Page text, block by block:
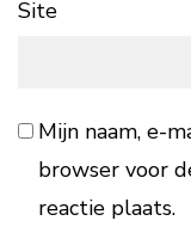
Site
Mijn naam, e-
browser voor
reactie plaats.